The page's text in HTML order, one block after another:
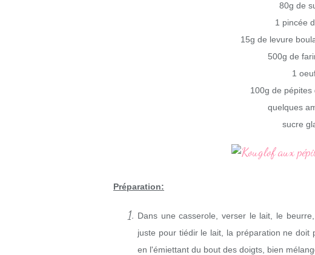
80g de
1 pincée
15g de levure
500g de
1
100g de pépites
quelques
sucre
Préparation:
Dans une casserole, verser le lait, le
juste pour tiédir le lait, la préparation ne
en l'émiettant du bout des doigts, bien